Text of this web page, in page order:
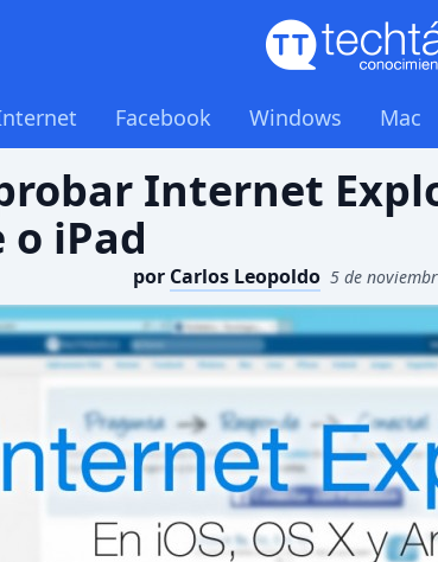
Facebook Windows Mac
Internet
o iPad
por Carlos Leopoldo 5 de